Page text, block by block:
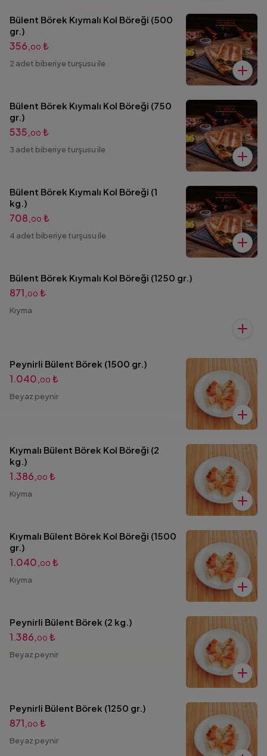
Bülent Börek Kıymalı Kol Böreği (500
gr.)
356,00 ₺
2 adet biberiye turşusu ile
Bülent Börek Kıymalı Kol Böreği (750
gr.)
535,00 ₺
3 adet biberiye turşusu ile
Bülent Börek Kıymalı Kol Böreği (1
kg.)
708,00 ₺
4 adet biberiye turşusu ile
Bülent Börek Kıymalı Kol Böreği (1250 gr.)
871,00 ₺
Kıyma
Peynirli Bülent Börek (1500 gr.)
1.040,00 ₺
Beyaz peynir
Kıymalı Bülent Börek Kol Böreği (2
kg.)
1.386,00 ₺
Kıyma
Kıymalı Bülent Börek Kol Böreği (1500
gr.)
1.040,00 ₺
Kıyma
Peynirli Bülent Börek (2 kg.)
1.386,00 ₺
Beyaz peynir
Peynirli Bülent Börek (1250 gr.)
871,00 ₺
Beyaz peynir